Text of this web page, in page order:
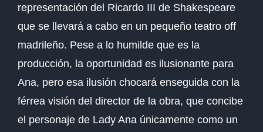
representación del Ricardo III de Shakespeare
que se llevará a cabo en un pequeño teatro off
madrileño. Pese a lo humilde que es la
producción, la oportunidad es ilusionante para
Ana, pero esa ilusión chocará enseguida con la
férrea visión del director de la obra, que concibe
el personaje de Lady Ana únicamente como un